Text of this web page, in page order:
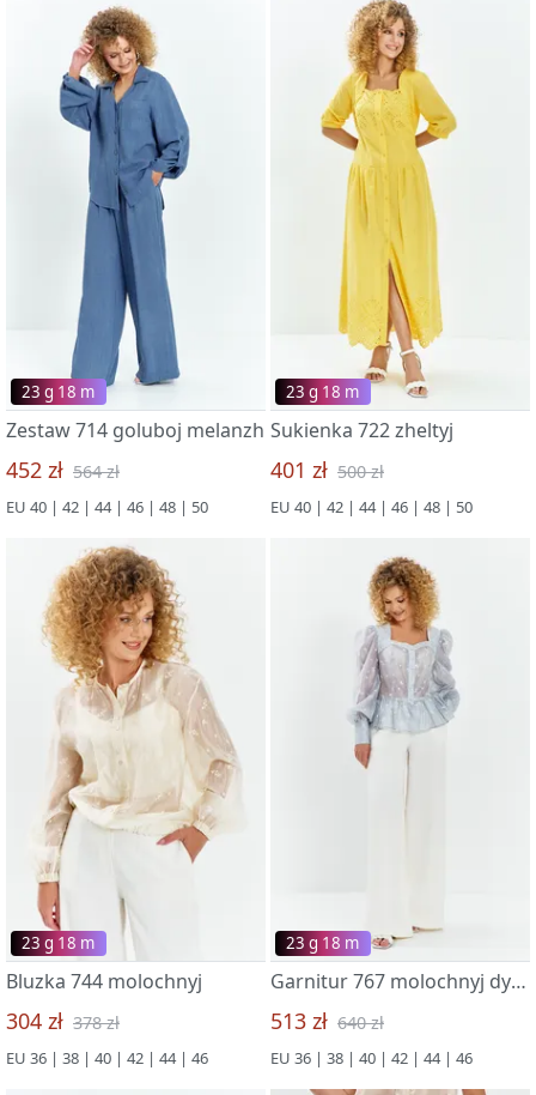
23 g 18 m
Zestaw 714 goluboj melanzh
452 zł 564 zł
EU 40 | 42 | 44 | 46 | 48 | 50
23 g 18 m
Sukienka 722 zheltyj
401 zł 500 zł
EU 40 | 42 | 44 | 46 | 48 | 50
23 g 18 m
Bluzka 744 molochnyj
304 zł 378 zł
EU 36 | 38 | 40 | 42 | 44 | 46
23 g 18 m
Garnitur 767 molochnyj dymchato-goluboj
513 zł 640 zł
EU 36 | 38 | 40 | 42 | 44 | 46